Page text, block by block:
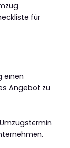
für
einen
Angebot zu